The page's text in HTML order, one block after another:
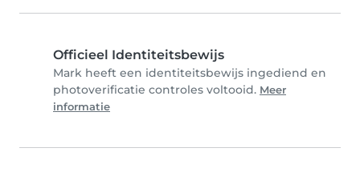
Officieel Identiteitsbewijs
Mark heeft een identiteitsbewijs ingediend en
photoverificatie controles voltooid. Meer
informatie